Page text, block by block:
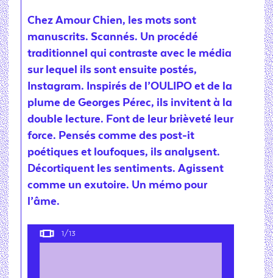
Chez Amour Chien, les mots sont
manuscrits. Scannés. Un procédé
traditionnel qui contraste avec le média
sur lequel ils sont ensuite postés,
Instagram. Inspirés de l’OULIPO et de la
plume de Georges Pérec, ils invitent à la
double lecture. Font de leur brièveté leur
force. Pensés comme des post-it
poétiques et loufoques, ils analysent.
Décortiquent les sentiments. Agissent
comme un exutoire. Un mémo pour
l’âme.
1/13